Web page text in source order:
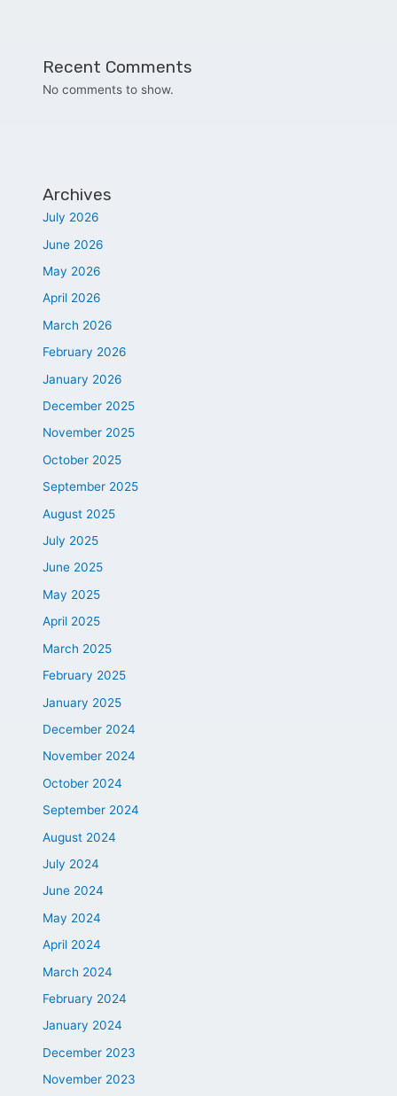
Recent Comments
No comments to show.
Archives
July 2026
June 2026
May 2026
April 2026
March 2026
February 2026
January 2026
December 2025
November 2025
October 2025
September 2025
August 2025
July 2025
June 2025
May 2025
April 2025
March 2025
February 2025
January 2025
December 2024
November 2024
October 2024
September 2024
August 2024
July 2024
June 2024
May 2024
April 2024
March 2024
February 2024
January 2024
December 2023
November 2023